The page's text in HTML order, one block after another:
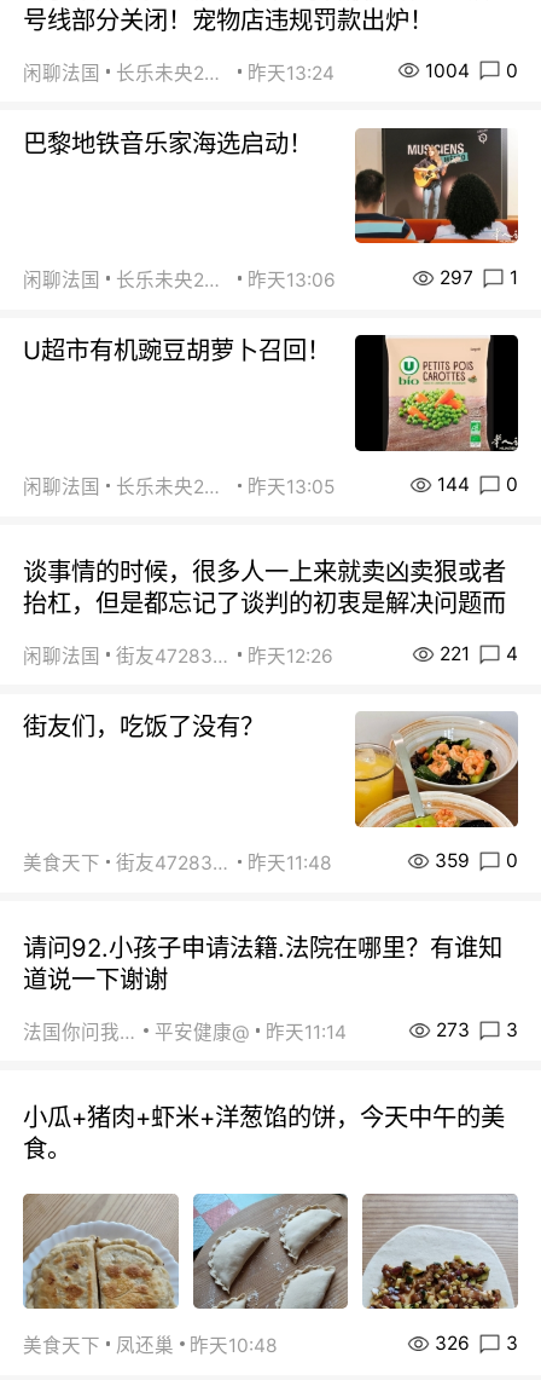
号线部分关闭！宠物店违规罚款出炉！
闲聊法国 长乐未央2015 昨天13:24 1004 0
巴黎地铁音乐家海选启动！
闲聊法国 长乐未央2015 昨天13:06 297 1
U超市有机豌豆胡萝卜召回！
闲聊法国 长乐未央2015 昨天13:05 144 0
谈事情的时候，很多人一上来就卖凶卖狠或者
抬杠，但是都忘记了谈判的初衷是解决问题而
闲聊法国 街友472838572 昨天12:26 221 4
街友们，吃饭了没有？
美食天下 街友472838572 昨天11:48 359 0
请问92.小孩子申请法籍.法院在哪里？有谁知
道说一下谢谢
法国你问我答 平安健康@ 昨天11:14 273 3
小瓜+猪肉+虾米+洋葱馅的饼，今天中午的美
食。
美食天下 凤还巢 昨天10:48 326 3